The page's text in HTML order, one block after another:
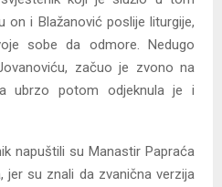
on i Blažanović poslije liturgije,
sobe da odmore. Nedugo
začuo je zvono na
ubrzo potom odjeknula je i
napuštili su Manastir Papraća
jer su znali da zvanična verzija